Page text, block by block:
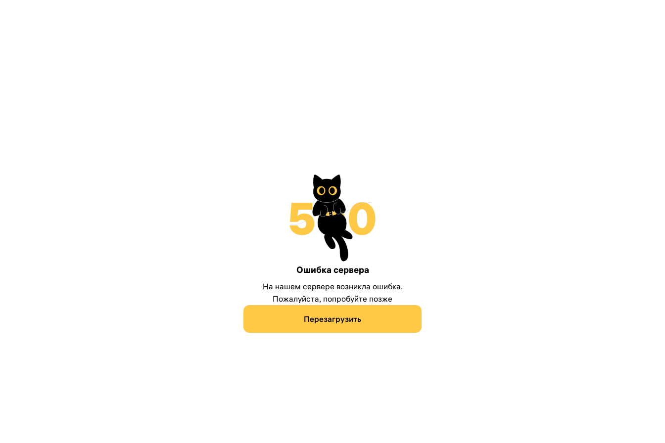
Ошибка сервера
На нашем сервере возникла ошибка.
Пожалуйста, попробуйте позже
Перезагрузить